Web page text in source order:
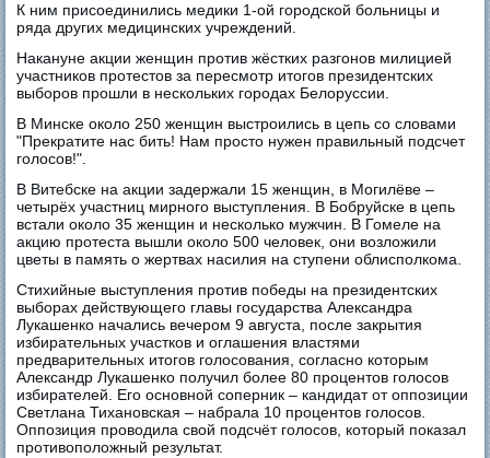
К ним присоединились медики 1-ой городской больницы и
ряда других медицинских учреждений.
Накануне акции женщин против жёстких разгонов милицией
участников протестов за пересмотр итогов президентских
выборов прошли в нескольких городах Белоруссии.
В Минске около 250 женщин выстроились в цепь со словами
"Прекратите нас бить! Нам просто нужен правильный подсчет
голосов!".
В Витебске на акции задержали 15 женщин, в Могилёве –
четырёх участниц мирного выступления. В Бобруйске в цепь
встали около 35 женщин и несколько мужчин. В Гомеле на
акцию протеста вышли около 500 человек, они возложили
цветы в память о жертвах насилия на ступени облисполкома.
Стихийные выступления против победы на президентских
выборах действующего главы государства Александра
Лукашенко начались вечером 9 августа, после закрытия
избирательных участков и оглашения властями
предварительных итогов голосования, согласно которым
Александр Лукашенко получил более 80 процентов голосов
избирателей. Его основной соперник – кандидат от оппозиции
Светлана Тихановская – набрала 10 процентов голосов.
Оппозиция проводила свой подсчёт голосов, который показал
противоположный результат.